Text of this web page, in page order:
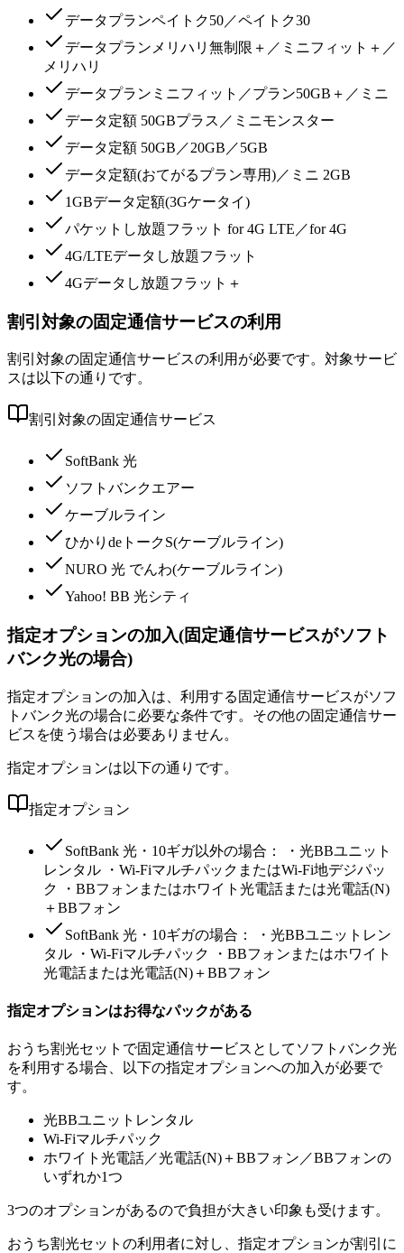
データプランペイトク50／ペイトク30
データプランメリハリ無制限＋／ミニフィット＋／
メリハリ
データプランミニフィット／プラン50GB＋／ミニ
データ定額 50GBプラス／ミニモンスター
データ定額 50GB／20GB／5GB
データ定額(おてがるプラン専用)／ミニ 2GB
1GBデータ定額(3Gケータイ)
パケットし放題フラット for 4G LTE／for 4G
4G/LTEデータし放題フラット
4Gデータし放題フラット＋
割引対象の固定通信サービスの利用
割引対象の固定通信サービスの利用が必要です。対象サービ
スは以下の通りです。
割引対象の固定通信サービス
SoftBank 光
ソフトバンクエアー
ケーブルライン
ひかりdeトークS(ケーブルライン)
NURO 光 でんわ(ケーブルライン)
Yahoo! BB 光シティ
指定オプションの加入(固定通信サービスがソフト
バンク光の場合)
指定オプションの加入は、利用する固定通信サービスがソフ
トバンク光の場合に必要な条件です。その他の固定通信サー
ビスを使う場合は必要ありません。
指定オプションは以下の通りです。
指定オプション
SoftBank 光・10ギガ以外の場合： ・光BBユニット
レンタル ・Wi-FiマルチパックまたはWi-Fi地デジパッ
ク ・BBフォンまたはホワイト光電話または光電話(N)
＋BBフォン
SoftBank 光・10ギガの場合： ・光BBユニットレン
タル ・Wi-Fiマルチパック ・BBフォンまたはホワイト
光電話または光電話(N)＋BBフォン
指定オプションはお得なパックがある
おうち割光セットで固定通信サービスとしてソフトバンク光
を利用する場合、以下の指定オプションへの加入が必要で
す。
光BBユニットレンタル
Wi-Fiマルチパック
ホワイト光電話／光電話(N)＋BBフォン／BBフォンの
いずれか1つ
3つのオプションがあるので負担が大きい印象も受けます。
おうち割光セットの利用者に対し、指定オプションが割引に